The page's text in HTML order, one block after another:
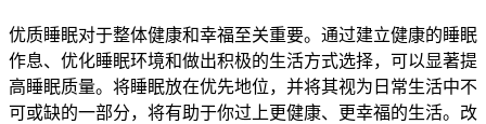
优质睡眠对于整体健康和幸福至关重要。通过建立健康的睡眠
作息、优化睡眠环境和做出积极的生活方式选择，可以显著提
高睡眠质量。将睡眠放在优先地位，并将其视为日常生活中不
可或缺的一部分，将有助于你过上更健康、更幸福的生活。改